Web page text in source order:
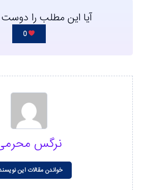
آیا این مطلب را
0
نرگس
خواندن مقالات این